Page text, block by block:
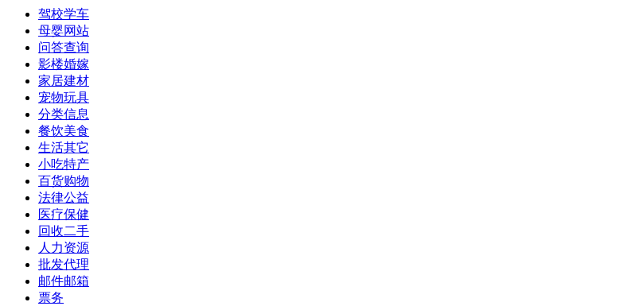
驾校学车
母婴网站
问答查询
影楼婚嫁
家居建材
宠物玩具
分类信息
餐饮美食
生活其它
小吃特产
百货购物
法律公益
医疗保健
回收二手
人力资源
批发代理
邮件邮箱
票务